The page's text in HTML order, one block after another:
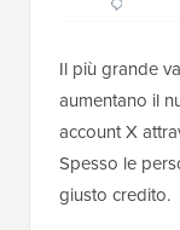
Il più grande
aumentano il
account X
Spesso le
giusto credito.